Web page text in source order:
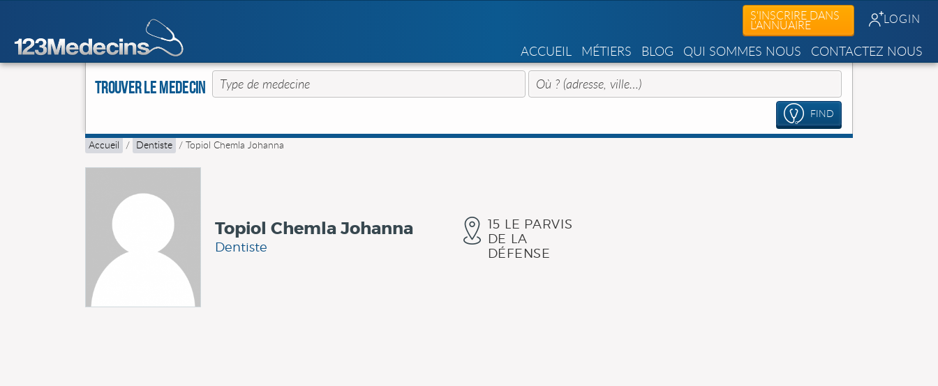
S'INSCRIRE DANS
L'ANNUAIRE LOGIN
ACCUEIL MÉTIERS BLOG QUI SOMMES NOUS CONTACTEZ NOUS
Trouver le Medecin
FIND
Accueil / Dentiste / Topiol Chemla Johanna
Topiol Chemla Johanna
Dentiste
15 LE PARVIS
DE LA
DÉFENSE